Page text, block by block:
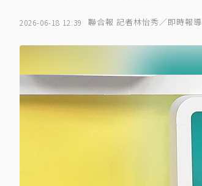
2026-06-18 12:39 聯合報 記者林怡秀／即時報導